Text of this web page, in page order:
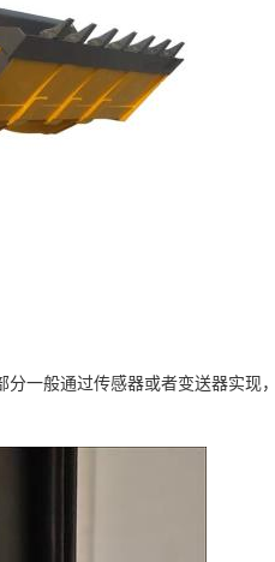
一般通过传感器或者变送器实现